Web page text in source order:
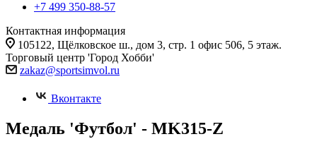
+7 499 350-88-57
Контактная информация
105122, Щёлковское ш., дом 3, стр. 1 офис 506, 5 этаж.
Торговый центр 'Город Хобби'
zakaz@sportsimvol.ru
Вконтакте
Медаль 'Футбол' - MK315-Z